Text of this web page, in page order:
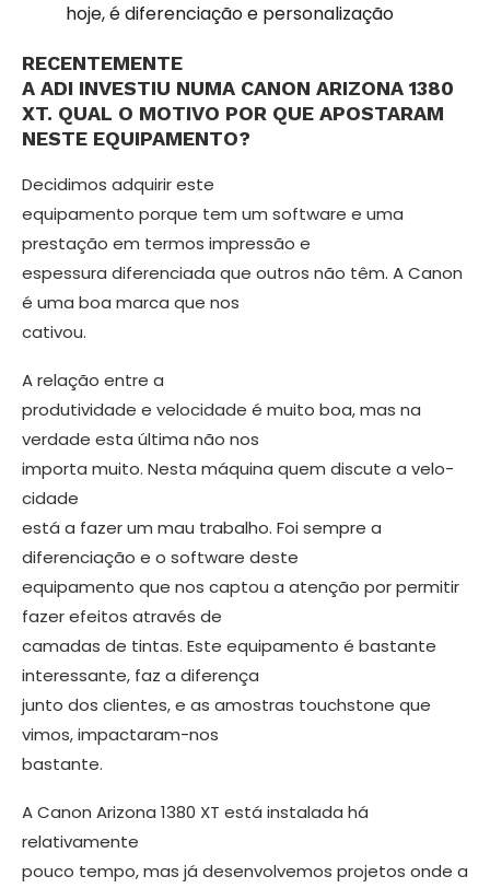
hoje, é diferenciação e personalização
RECENTEMENTE
A ADI INVESTIU NUMA CANON ARIZONA 1380
XT. QUAL O MOTIVO POR QUE APOSTA­RAM
NESTE EQUIPAMENTO?
Decidimos adquirir este
equipamento porque tem um software e uma
presta­ção em termos impressão e
espessura diferenciada que outros não têm. A Ca­non
é uma boa marca que nos
cativou.
A relação entre a
produtividade e velocidade é muito boa, mas na
verda­de esta última não nos
importa muito. Nesta máquina quem discute a velo­
cidade
está a fazer um mau trabalho. Foi sempre a
diferenciação e o softwa­re deste
equipamento que nos captou a atenção por permitir
fazer efeitos através de
camadas de tintas. Este equipamento é bastante
interessante, faz a diferença
junto dos clientes, e as amostras touchstone que
vimos, im­pactaram-nos
bastante.
A Canon Arizona 1380 XT está ins­talada há
relativamente
pouco tempo, mas já desenvolvemos projetos onde a